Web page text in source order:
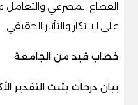
القطاع المصرفي
على الابتكار والتأثير الحقيقي.
خطاب قيد من الجامعة
بيان درجات يثبت التقدير